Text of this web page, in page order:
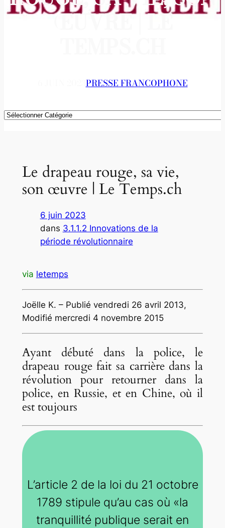
ŒUVRE | LE
PRESSE FRANCOPHONE
Catégories
Le drapeau rouge, sa vie,
son œuvre | Le Temps.ch
6 juin 2023
dans 3.1.1.2 Innovations de la
période révolutionnaire
via letemps
Joëlle K. – Publié vendredi 26 avril 2013,
Modifié mercredi 4 novembre 2015
Ayant débuté dans la police, le
drapeau rouge fait sa carrière dans la
révolution pour retourner dans la
police, en Russie, et en Chine, où il
est toujours
L’article 2 de la loi du 21 octobre
1789 stipule qu’au cas où «la
tranquillité publique serait en